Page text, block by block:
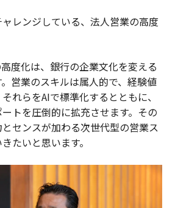
レンジしている、法人営業の高度
度化は、銀行の企業文化を変える
営業のスキルは属人的で、経験値
れらをAIで標準化するとともに、
トを圧倒的に拡充させます。その
センスが加わる次世代型の営業ス
たいと思います。